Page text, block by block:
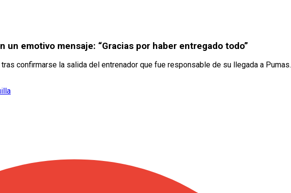
un emotivo mensaje: “Gracias por haber entregado todo”
confirmarse la salida del entrenador que fue responsable de su llegada a Pumas.